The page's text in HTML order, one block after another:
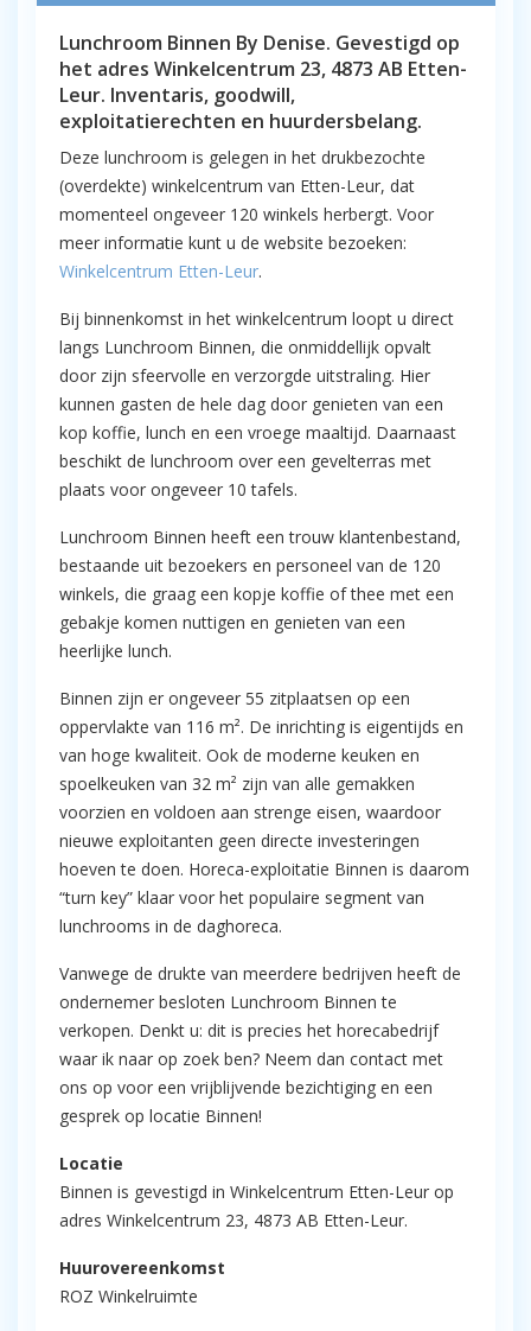
Lunchroom Binnen By Denise. Gevestigd op
het adres Winkelcentrum 23, 4873 AB Etten-
Leur. Inventaris, goodwill,
exploitatierechten en huurdersbelang.
Deze lunchroom is gelegen in het drukbezochte
(overdekte) winkelcentrum van Etten-Leur, dat
momenteel ongeveer 120 winkels herbergt. Voor
meer informatie kunt u de website bezoeken:
Winkelcentrum Etten-Leur.
Bij binnenkomst in het winkelcentrum loopt u direct
langs Lunchroom Binnen, die onmiddellijk opvalt
door zijn sfeervolle en verzorgde uitstraling. Hier
kunnen gasten de hele dag door genieten van een
kop koffie, lunch en een vroege maaltijd. Daarnaast
beschikt de lunchroom over een gevelterras met
plaats voor ongeveer 10 tafels.
Lunchroom Binnen heeft een trouw klantenbestand,
bestaande uit bezoekers en personeel van de 120
winkels, die graag een kopje koffie of thee met een
gebakje komen nuttigen en genieten van een
heerlijke lunch.
Binnen zijn er ongeveer 55 zitplaatsen op een
oppervlakte van 116 m². De inrichting is eigentijds en
van hoge kwaliteit. Ook de moderne keuken en
spoelkeuken van 32 m² zijn van alle gemakken
voorzien en voldoen aan strenge eisen, waardoor
nieuwe exploitanten geen directe investeringen
hoeven te doen. Horeca-exploitatie Binnen is daarom
“turn key” klaar voor het populaire segment van
lunchrooms in de daghoreca.
Vanwege de drukte van meerdere bedrijven heeft de
ondernemer besloten Lunchroom Binnen te
verkopen. Denkt u: dit is precies het horecabedrijf
waar ik naar op zoek ben? Neem dan contact met
ons op voor een vrijblijvende bezichtiging en een
gesprek op locatie Binnen!
Locatie
Binnen is gevestigd in Winkelcentrum Etten-Leur op
adres Winkelcentrum 23, 4873 AB Etten-Leur.
Huurovereenkomst
ROZ Winkelruimte